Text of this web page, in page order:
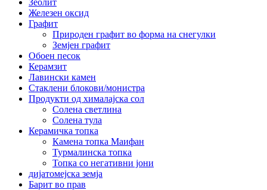
Железен оксид
Графит
Природен графит во форма на снегулки
Земјен графит
Обоен песок
Керамзит
Лавински камен
Стаклени блокови/монистра
Продукти од хималајска сол
Солена светлина
Солена тула
Керамичка топка
Камена топка Маифан
Турмалинска топка
Топка со негативни јони
дијатомејска земја
Барит во прав